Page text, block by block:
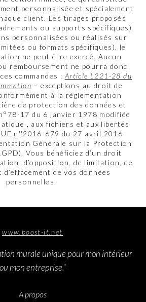
personnalisée et spécialement
client. Les tirages proposés
ou supports spécifiques)
personnalisées ou réalisés sur
ou formats spécifiques), le
ne peut être exercé. Aucun
remboursement ne pourra donc
commandes : Article L221-28 du
– exceptions au droit de
à la réglementation
de protection des données et
17 du 6 janvier 1978 modifiée
, aux fichiers et aux libertés
n°2016-679 du 27 avril 2016
Générale sur la Protection
Vous bénéficiez d’un droit
d’opposition, de limitation, de
de vos données
personnelles.
www.boost-it.net
murale unique pour mon intérieur
ou mon entreprise."
A propos